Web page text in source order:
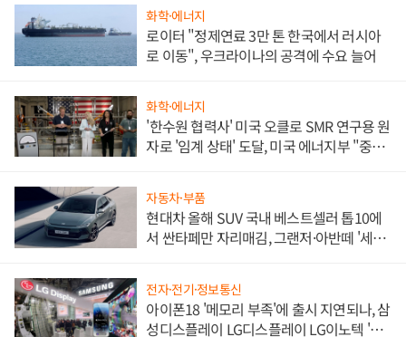
화학·에너지
로이터 "정제연료 3만 톤 한국에서 러시아
로 이동", 우크라이나의 공격에 수요 늘어
화학·에너지
'한수원 협력사' 미국 오클로 SMR 연구용 원
자로 '임계 상태' 도달, 미국 에너지부 "중요
자동차·부품
현대차 올해 SUV 국내 베스트셀러 톱10에
서 싼타페만 자리매김, 그랜저·아반떼 '세단
전자·전기·정보통신
아이폰18 '메모리 부족'에 출시 지연되나, 삼
성디스플레이 LG디스플레이 LG이노텍 '탈